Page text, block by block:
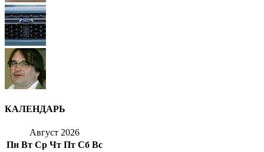
КАЛЕНДАРЬ
Август 2026
Пн Вт Ср Чт Пт Сб Вс